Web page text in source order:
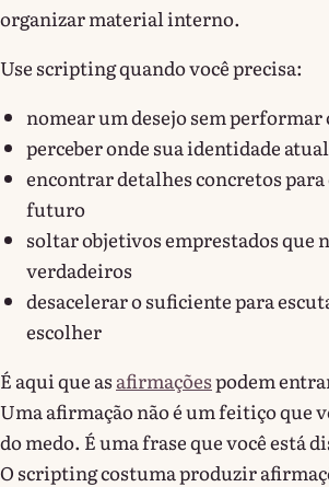
organizar material interno.
Use scripting quando você precisa:
nomear um desejo sem performar
perceber onde sua identidade
encontrar detalhes concretos para
futuro
soltar objetivos emprestados que
verdadeiros
desacelerar o suficiente para
escolher
É aqui que asafirmaçõespodem
Uma afirmação não é um feitiço que
do medo. É uma frase que você está
O scripting costuma produzir